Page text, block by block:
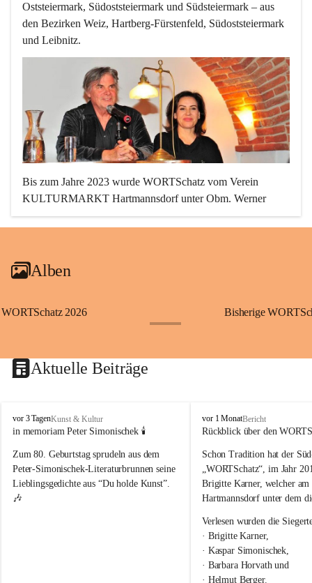
Oststeiermark, Südoststeiermark und Südsteiermark – aus
den Bezirken Weiz, Hartberg-Fürstenfeld, Südoststeiermark
und Leibnitz.
Bis zum Jahre 2023 wurde WORTSchatz vom Verein
KULTURMARKT Hartmannsdorf unter Obm. Werner
Sonnleitner mit viel Aufwand und Einsatz organisiert und
ihrer Ideen und Gedanken zum Thema “Es geht weiter”
Wir freuen uns auf zahlreiche Einreichungen!
Alben
WORTSchatz 2026 Bisherige
Aktuelle Beiträge
W
O
T
S
c
h
vor 3 TagenKunst & Kultur
in memoriam Peter Simonischek 🕯️
Zum 80. Geburtstag sprudeln aus dem
Peter-Simonischek-Literaturbrunnen seine
Lieblingsgedichte aus “Du holde Kunst”.
🎶
W
O
T
S
c
h
t
z
vor 1 MonatBericht
Rückblick über den
Schon Tradition hat der
„WORTSchatz“, im Jahr
Brigitte Karner, welcher
Hartmannsdorf unter dem
Verlesen wurden die
· Brigitte Karner,
· Kaspar Simonischek,
· Barbara Horvath und
· Helmut Berger.